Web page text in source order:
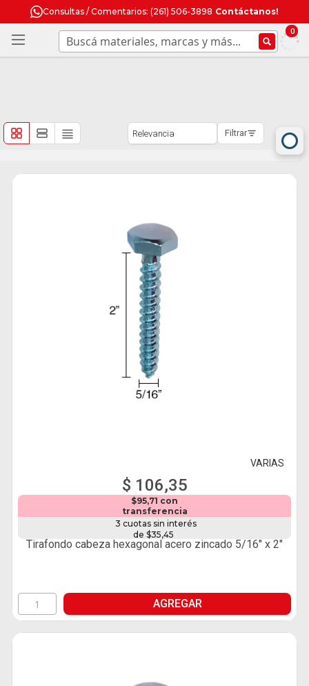
Consultas / Comentarios: (261) 506-3898 Contáctanos!
0
Filtrar
VARIAS
$ 106,35
$95,71 con
transferencia
3 cuotas sin interés
de $35,45
Tirafondo cabeza hexagonal acero zincado 5/16" x 2"
AGREGAR